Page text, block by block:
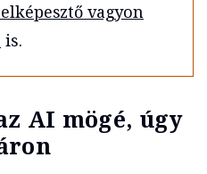
vagyon
is.
AI mögé, úgy